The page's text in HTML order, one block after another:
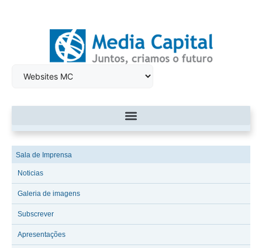
Sala de Imprensa
Noticias
Galeria de imagens
Subscrever
Apresentações